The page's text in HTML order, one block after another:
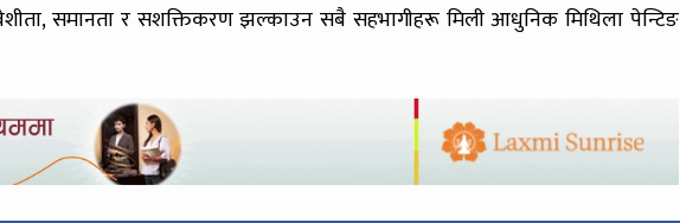
समानता र सशक्तिकरण झल्काउन सबै सहभागीहरू मिली आधुनिक मिथिला पेन्टिङ